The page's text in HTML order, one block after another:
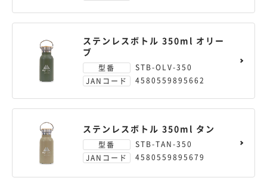
ステンレスボトル 350ml オリー
ブ
型番
STB-OLV-350
JANコード
4580559895662
ステンレスボトル 350ml タン
型番
STB-TAN-350
JANコード
4580559895679